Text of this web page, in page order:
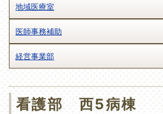
地域医療室
医師事務補助
経営事業部
看護部 西5病棟